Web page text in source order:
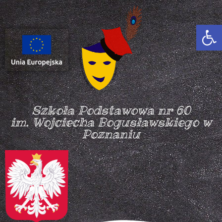
Szkoła Podstawowa nr 60
im. Wojciecha Bogusławskiego w
Poznaniu